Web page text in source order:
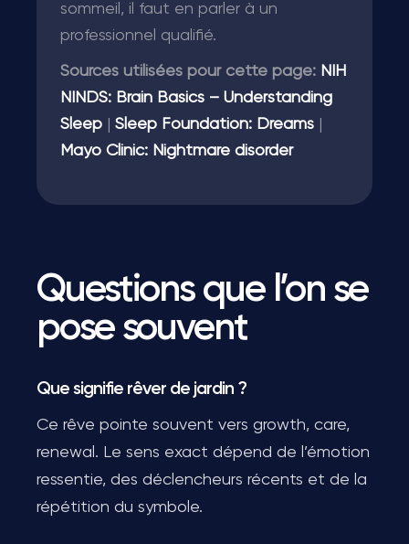
sommeil, il faut en parler à un
professionnel qualifié.
Sources utilisées pour cette page: NIH
NINDS: Brain Basics – Understanding
Sleep
Sleep Foundation: Dreams
Mayo Clinic: Nightmare disorder
Questions que l’on se
pose souvent
Que signifie rêver de jardin ?
Ce rêve pointe souvent vers growth, care,
renewal. Le sens exact dépend de l’émotion
ressentie, des déclencheurs récents et de la
répétition du symbole.